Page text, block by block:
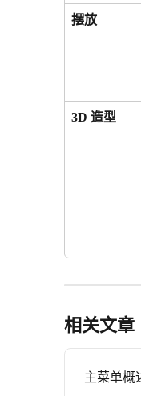
摆放
3D 造型
相关文章
主菜单概